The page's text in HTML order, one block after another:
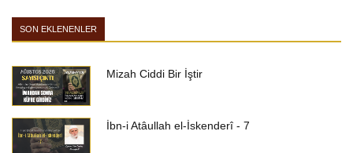
SON EKLENENLER
Mizah Ciddi Bir İştir
İbn-i Atâullah el-İskenderî - 7